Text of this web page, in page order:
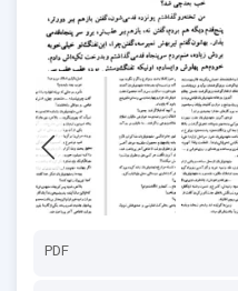
PDF